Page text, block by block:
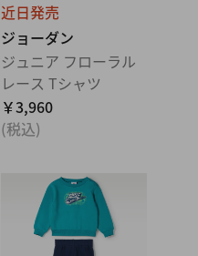
近日発売
ジョーダン
ジュニア フローラル
レース Tシャツ
￥3,960
(税込)